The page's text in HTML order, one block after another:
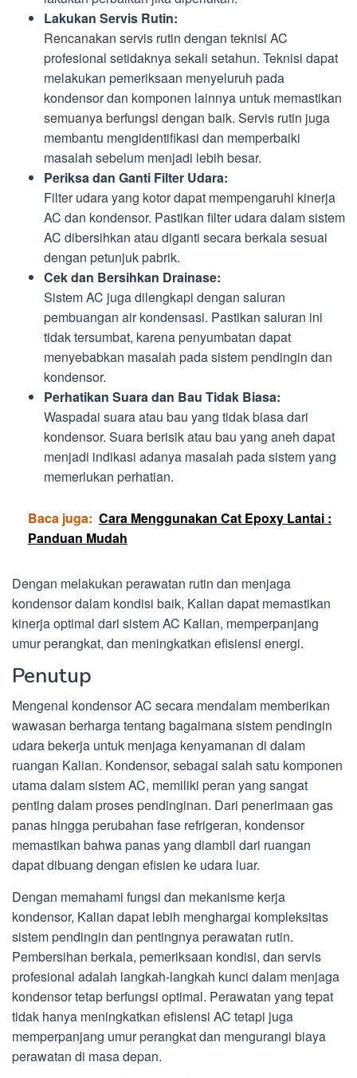
Lakukan Servis Rutin:
Rencanakan servis rutin dengan teknisi AC
profesional setidaknya sekali setahun. Teknisi dapat
melakukan pemeriksaan menyeluruh pada
kondensor dan komponen lainnya untuk memastikan
semuanya berfungsi dengan baik. Servis rutin juga
membantu mengidentifikasi dan memperbaiki
masalah sebelum menjadi lebih besar.
Periksa dan Ganti Filter Udara:
Filter udara yang kotor dapat mempengaruhi kinerja
AC dan kondensor. Pastikan filter udara dalam sistem
AC dibersihkan atau diganti secara berkala sesuai
dengan petunjuk pabrik.
Cek dan Bersihkan Drainase:
Sistem AC juga dilengkapi dengan saluran
pembuangan air kondensasi. Pastikan saluran ini
tidak tersumbat, karena penyumbatan dapat
menyebabkan masalah pada sistem pendingin dan
kondensor.
Perhatikan Suara dan Bau Tidak Biasa:
Waspadai suara atau bau yang tidak biasa dari
kondensor. Suara berisik atau bau yang aneh dapat
menjadi indikasi adanya masalah pada sistem yang
memerlukan perhatian.
Baca juga: Cara Menggunakan Cat Epoxy Lantai :
Panduan Mudah
Dengan melakukan perawatan rutin dan menjaga
kondensor dalam kondisi baik, Kalian dapat memastikan
kinerja optimal dari sistem AC Kalian, memperpanjang
umur perangkat, dan meningkatkan efisiensi energi.
Penutup
Mengenal kondensor AC secara mendalam memberikan
wawasan berharga tentang bagaimana sistem pendingin
udara bekerja untuk menjaga kenyamanan di dalam
ruangan Kalian. Kondensor, sebagai salah satu komponen
utama dalam sistem AC, memiliki peran yang sangat
penting dalam proses pendinginan. Dari penerimaan gas
panas hingga perubahan fase refrigeran, kondensor
memastikan bahwa panas yang diambil dari ruangan
dapat dibuang dengan efisien ke udara luar.
Dengan memahami fungsi dan mekanisme kerja
kondensor, Kalian dapat lebih menghargai kompleksitas
sistem pendingin dan pentingnya perawatan rutin.
Pembersihan berkala, pemeriksaan kondisi, dan servis
profesional adalah langkah-langkah kunci dalam menjaga
kondensor tetap berfungsi optimal. Perawatan yang tepat
tidak hanya meningkatkan efisiensi AC tetapi juga
memperpanjang umur perangkat dan mengurangi biaya
perawatan di masa depan.